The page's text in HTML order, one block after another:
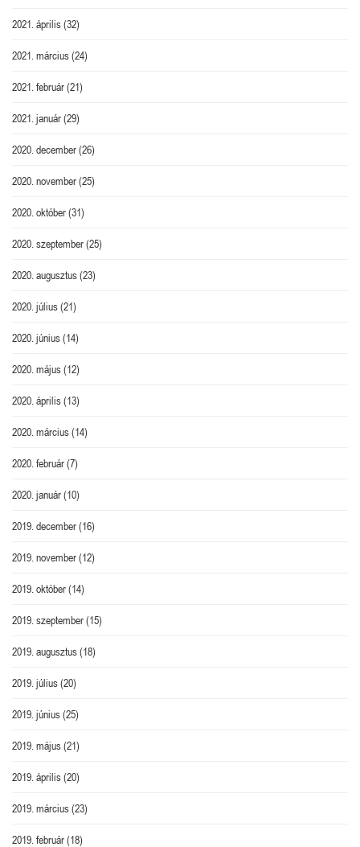
2021. április(32)
2021. március(24)
2021. február(21)
2021. január(29)
2020. december(26)
2020. november(25)
2020. október(31)
2020. szeptember(25)
2020. augusztus(23)
2020. július(21)
2020. június(14)
2020. május(12)
2020. április(13)
2020. március(14)
2020. február(7)
2020. január(10)
2019. december(16)
2019. november(12)
2019. október(14)
2019. szeptember(15)
2019. augusztus(18)
2019. július(20)
2019. június(25)
2019. május(21)
2019. április(20)
2019. március(23)
2019. február(18)